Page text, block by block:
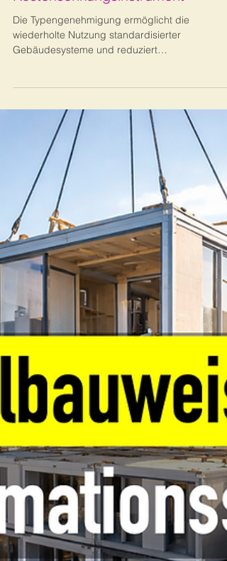
Wohnungsbau als
Kostensenkungsinstrument
Die Typengenehmigung ermöglicht die
schafft die regulatorische Grundlage für
und modulares Bauen und verbessert die
wirtschaftliche Skalierbarkeit von
Wohnungsbauprojekten. Dadurch wird die
Industrialisierung des Bauens zu einem
Hebel zur Steigerung von Produktivität und
Kosteneffizienz.